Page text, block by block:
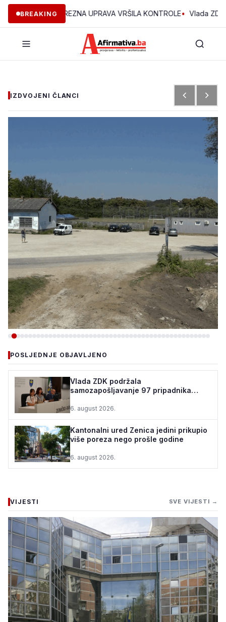
BREAKING
JE POREZNA UPRAVA VRŠILA KONTROLE• Vlada ZDK
IZDVOJENI ČLANCI
TEŠANJ I USORA OSIGURALI
160.000 POČETNIH ULAGANJA
ZA STADION „TOPOLIK“
5. august 2026.•160 pregleda
POSLJEDNJE OBJAVLJENO
Vlada ZDK podržala
samozapošljavanje 97 pripadnika
podrž...
6. august 2026.
Kantonalni ured Zenica jedini prikupio
više poreza nego prošle godine
6. august 2026.
VIJESTI SVE VIJESTI →